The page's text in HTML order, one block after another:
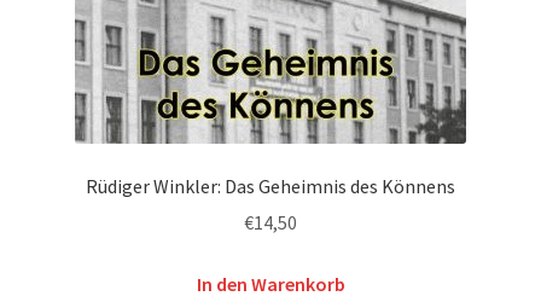
Rüdiger Winkler: Das Geheimnis des Könnens
€14,50
In den Warenkorb